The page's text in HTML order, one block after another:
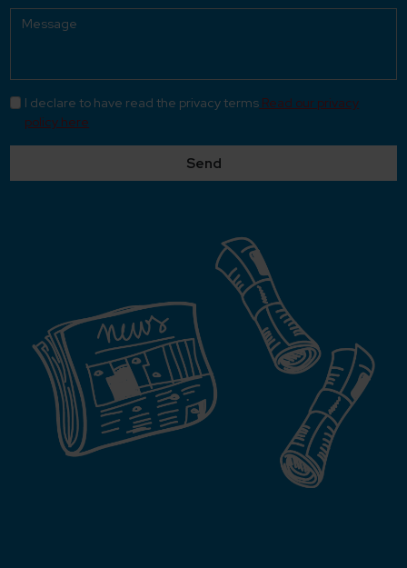
I declare to have read the privacy terms Read our privacy
policy here
Send